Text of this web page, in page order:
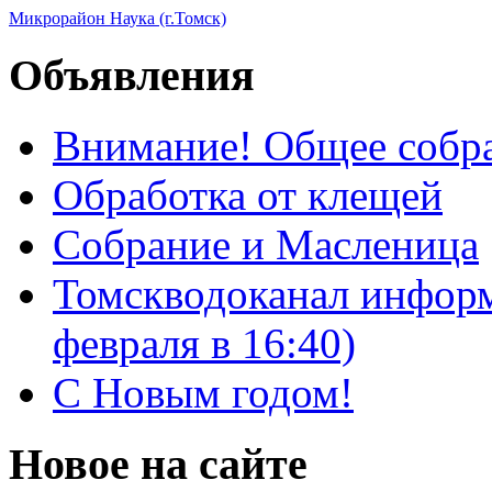
Микрорайон Наука (г.Томск)
Объявления
Внимание! Общее
Обработка от клещей
Собрание и Масленица
Томскводоканал
февраля в 16:40)
С Новым годом!
Новое на сайте